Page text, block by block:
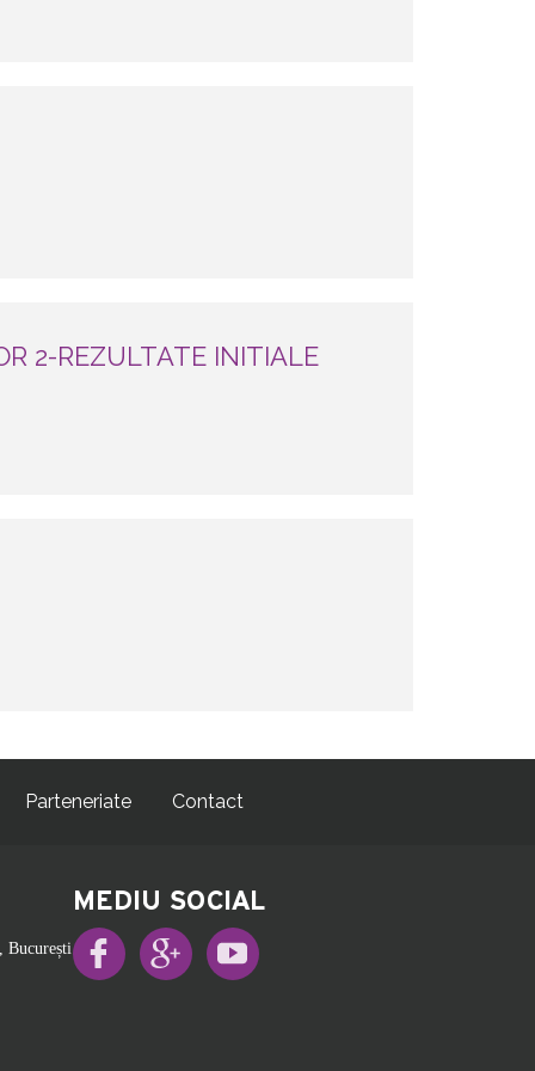
2-REZULTATE INITIALE
Parteneriate Contact
București
MEDIU SOCIAL